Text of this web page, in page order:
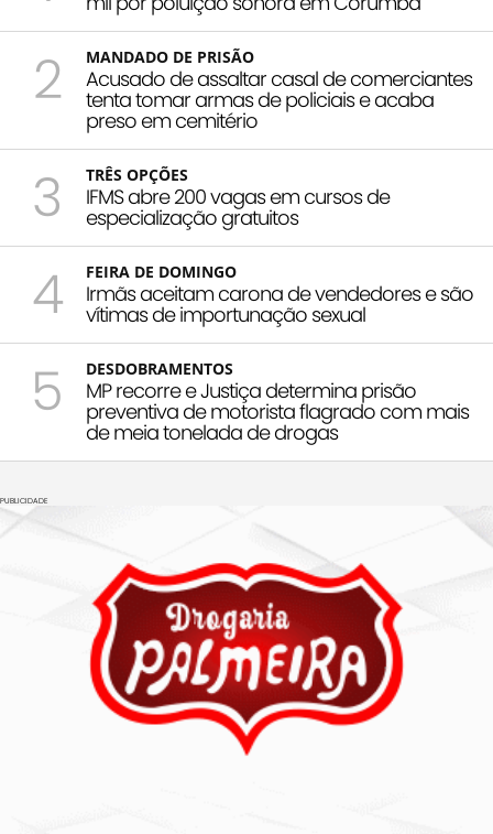
2 MANDADO DE PRISÃO
Acusado de assaltar casal de comerciantes
tenta tomar armas de policiais e acaba
preso em cemitério
3 TRÊS OPÇÕES
IFMS abre 200 vagas em cursos de
especialização gratuitos
4 FEIRA DE DOMINGO
Irmãs aceitam carona de vendedores e são
vítimas de importunação sexual
5 DESDOBRAMENTOS
MP recorre e Justiça determina prisão
preventiva de motorista flagrado com mais
de meia tonelada de drogas
PUBLICIDADE